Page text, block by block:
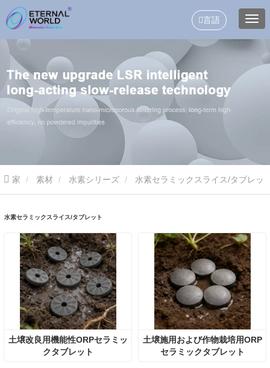
言語
家 素材 水素シリーズ
水素セラミックスライス/タブレット
土壌改良用機能性ORPセラミッ
クタブレット
土壌施用および作物栽培用ORP
セラミックタブレット